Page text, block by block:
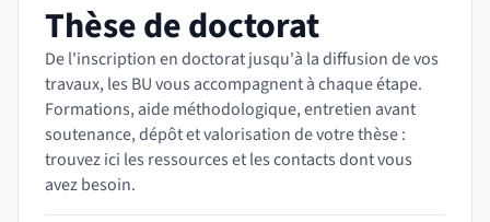
Thèse de doctorat
De l'inscription en doctorat jusqu'à la diffusion de vos
travaux, les BU vous accompagnent à chaque étape.
Formations, aide méthodologique, entretien avant
soutenance, dépôt et valorisation de votre thèse :
trouvez ici les ressources et les contacts dont vous
avez besoin.